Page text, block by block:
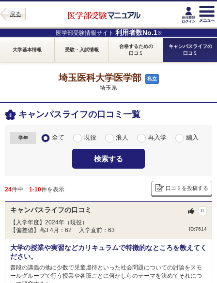
戻る
医学部受験情報サイト 利用者数No.1※
大学基本情報 受験・入試情報
合格するための
口コミ
キャンパスライフの
口コミ
埼玉医科大学医学部 私立
埼玉県
キャンパスライフの口コミ一覧
学年 全て 現役 浪人 再入学 編入
検索する
24件中 1-10件を表示 口コミを投稿する
キャンパスライフの口コミ
【入学年度】2024年（現役）
【偏差値】高3 4月：62 入学直前：63
ID:7614
0
大学の授業や実習などカリキュラムで特徴的なところを教えてく
ださい。
普段の講義の他に少数で児童虐待といった社会問題についての討論をスモ
ールグループで行う授業や各班ごとに何かしらのテーマを決めてそれにつ